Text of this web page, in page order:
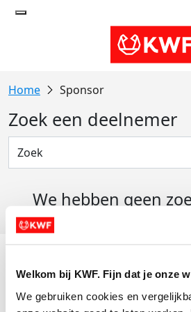
Welkom bij KWF. Fijn dat je onze
We gebruiken cookies en
Sponsor
Zoek een deelnemer
We hebben geen
Actiematerialen
Evenementen